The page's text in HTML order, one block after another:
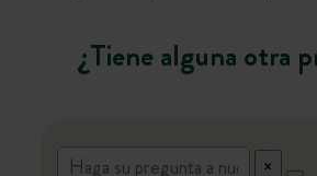
¿Tiene alguna otra